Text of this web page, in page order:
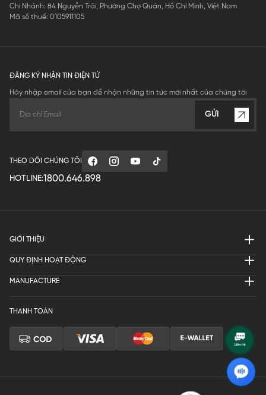
Chi Nhánh: 84 Nguyễn Trãi, Phường Chợ Quán, Hồ Chí Minh, Việt Nam
Mã số thuế: 0105911105
ĐĂNG KÝ NHẬN TIN ĐIỆN TỬ
Hãy nhập email của bạn để nhận những tin tức mới nhất của chúng tôi
GỬI
THEO DÕI CHÚNG TÔI
HOTLINE:1800.646.898
GIỚI THIỆU
QUY ĐỊNH HOẠT ĐỘNG
MANUFACTURE
THANH TOÁN